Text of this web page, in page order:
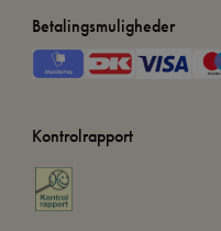
Betalingsmuligheder
Kontrolrapport